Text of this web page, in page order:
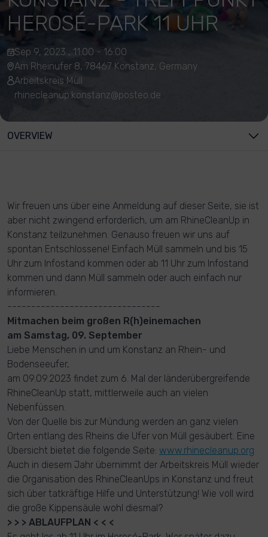
HEROSÉ-PARK 11 UHR
Sep 9, 2023 , 11:00 - 16:00
Am Rheinufer 8, 78467 Konstanz, Germany
Arbeitskreis Müll
rhinecleanup.konstanz@posteo.de
OVERVIEW
Wir freuen uns über eine Anmeldung auf dieser Seite, sie ist
aber nicht zwingend erforderlich, um am RhineCleanUp in
Konstanz teilzunehmen. Genauso freuen wir uns auf
spontan Entschlossene! Einfach Müll sammeln und bis 15
Uhr zum Infostand kommen oder ab 11 Uhr zum Infostand
kommen und dann Müll sammeln oder auch einfach nur
informieren.
--------------------------------
Mitmachen beim großen R(h)einemachen
am Samstag, 09. September
Liebe Menschen in und um Konstanz an Rhein- und
Bodenseeufer,
am 09.09.2023 findet zum 6. Mal der länderübergreifende
RhineCleanUp statt, mittlerweile auch an vielen
Nebenfüssen.
Von der Quelle bis zur Mündung werden an ganz vielen
Orten entlang des Rheins die Ufer von Müll gesäubert. Eine
Übersicht bietet die folgende Seite: www.rhinecleanup.org
Auch in diesem Jahr übernimmt der Arbeitskreis Müll wieder
die Organisation des RhineCleanUps in Konstanz und freut
sich über tatkräftige Hilfe und Unterstützung! Wie voll wird
die große Kippensäule wohl diesmal?
> > > ABLAUFPLAN < < <